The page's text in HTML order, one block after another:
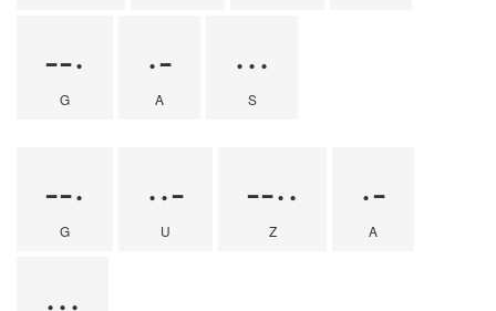
--·
G
·-
A
···
S
--·
G
··-
U
--··
Z
·-
A